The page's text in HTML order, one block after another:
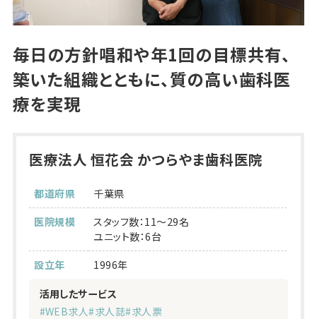
毎日の方針唱和や年1回の目標共有、
築いた組織とともに、質の高い歯科医
療を実現
医療法人 恒花会 かつらやま歯科医院
都道府県
千葉県
医院規模
スタッフ数：11～29名
ユニット数：6台
設立年
1996年
活用したサービス
#WEB求人#求人誌#求人票